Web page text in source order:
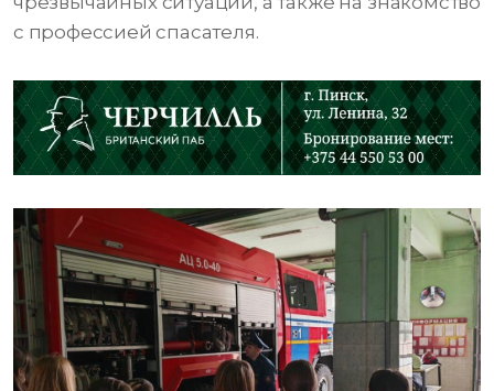
с профессией спасателя.